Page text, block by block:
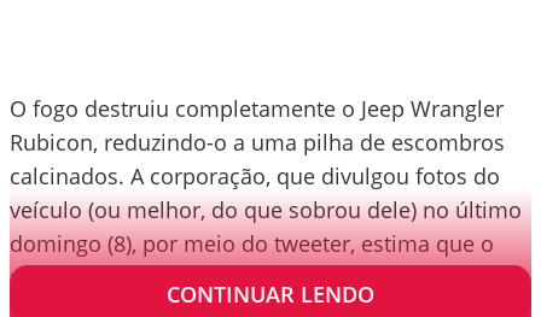
O fogo destruiu completamente o Jeep Wrangler
Rubicon, reduzindo-o a uma pilha de escombros
calcinados. A corporação, que divulgou fotos do
veículo (ou melhor, do que sobrou dele) no último
domingo (8), por meio do tweeter, estima que o
prejuízo atinja um valor equivalente a R$ 20 mil.
CONTINUAR LENDO